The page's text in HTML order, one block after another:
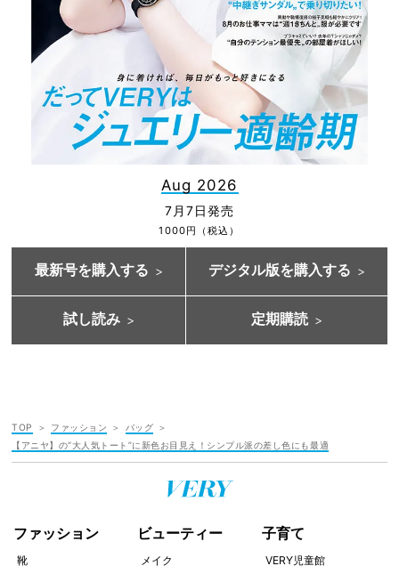
Aug 2026
7月7日発売
1000円（税込）
最新号を購入する デジタル版を購入する
試し読み 定期購読
TOP ファッション
バッグ
【アニヤ】の“大人気トート”に新色お目見え！シンプル派の差し色にも最適
ファッション
靴
ビューティー
メイク
子育て
VERY児童館